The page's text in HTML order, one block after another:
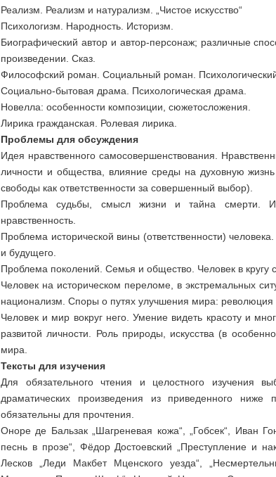
Реализм. Реализм и натурализм. „Чистое искусство“
Психологизм. Народность. Историзм.
Биографический автор и автор-персонаж; различные
произведении. Сказ.
Философский роман. Социальный роман.
Социально-бытовая драма. Психологическая драма.
Новелла: особенности композиции, сюжетосложения.
Лирика гражданская. Ролевая лирика.
Проблемы для обсуждения
Идея нравственного самосовершенствования.
личности и общества, влияние среды на духовную
свободы как ответственности за совершенный выбор).
Проблема судьбы, смысл жизни и тайна смерти.
нравственность.
Проблема исторической вины (ответственности)
и будущего.
Проблема поколений. Семья и общество. Человек в кругу
Человек на историческом переломе, в экстремальных
национализм. Споры о путях улучшения мира: революция
Человек и мир вокруг него. Умение видеть красоту и
развитой личности. Роль природы, искусства (в
мира.
Тексты для изучения
Для обязательного чтения и целостного
драматических произведения из приведенного
обязательны для прочтения.
Оноре де Бальзак „Шагреневая кожа“, „Гобсек“, Иван
песнь в прозе“, Фёдор Достоевский „Преступление и
Лесков „Леди Макбет Мценского уезда“,